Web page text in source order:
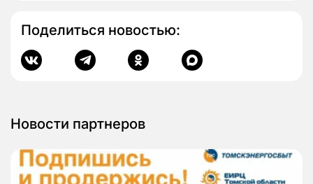
Поделиться новостью:
Новости партнеров